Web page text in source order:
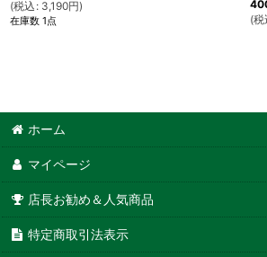
(税込 : 3,190円)
在庫数 1点
(税
ホーム
マイページ
店長お勧め＆人気商品
特定商取引法表示